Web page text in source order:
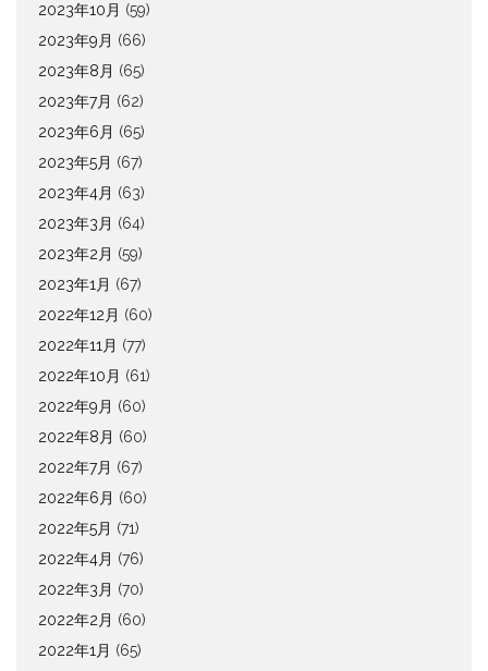
2023年10月 (59)
2023年9月 (66)
2023年8月 (65)
2023年7月 (62)
2023年6月 (65)
2023年5月 (67)
2023年4月 (63)
2023年3月 (64)
2023年2月 (59)
2023年1月 (67)
2022年12月 (60)
2022年11月 (77)
2022年10月 (61)
2022年9月 (60)
2022年8月 (60)
2022年7月 (67)
2022年6月 (60)
2022年5月 (71)
2022年4月 (76)
2022年3月 (70)
2022年2月 (60)
2022年1月 (65)